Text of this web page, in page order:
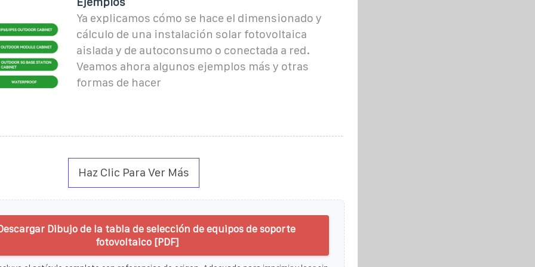
Ya explicamos cómo se hace el dimensionado y
cálculo de una instalación solar fotovoltaica
aislada y de autoconsumo o conectada a red.
Veamos ahora algunos ejemplos más y otras
formas de hacer
Haz Clic Para Ver Más
Dibujo de la tabla de selección de equipos de soporte
fotovoltaico [PDF]